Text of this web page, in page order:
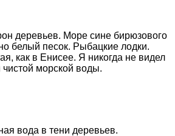
деревьев. Море сине бирюзового
белый песок. Рыбацкие лодки.
как в Енисее. Я никогда не видел
чистой морской воды.
вода в тени деревьев.